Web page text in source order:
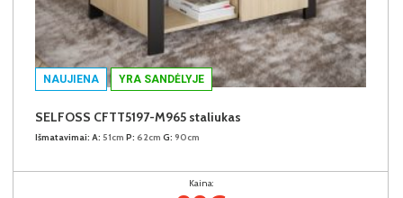
NAUJIENA YRA SANDĖLYJE
SELFOSS CFTT5197-M965 staliukas
Išmatavimai: A: 51cm P: 62cm G: 90cm
Kaina: